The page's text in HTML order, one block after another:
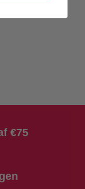
€75